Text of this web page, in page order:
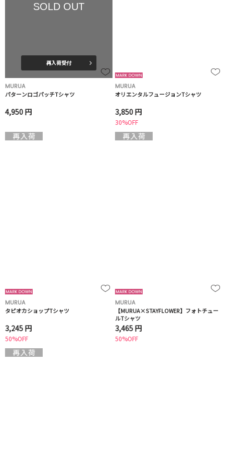
SOLD OUT
再入荷受付
MURUA
パターンロゴパッチTシャツ
4,950 円
MURUA
オリエンタルフュージョンTシャツ
3,850 円
30%OFF
MURUA
タピオカショップTシャツ
3,245 円
50%OFF
MURUA
【MURUA×STAYFLOWER】フォトチュー
ルTシャツ
3,465 円
50%OFF